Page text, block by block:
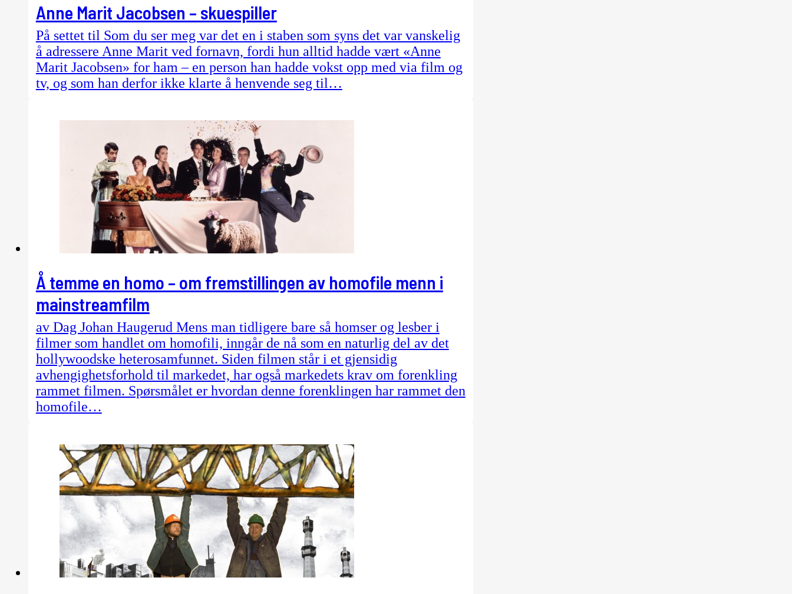
Anne Marit Jacobsen – skuespiller
På settet til Som du ser meg var det en i staben som syns det var vanskelig
å adressere Anne Marit ved fornavn, fordi hun alltid hadde vært «Anne
Marit Jacobsen» for ham – en person han hadde vokst opp med via film og
tv, og som han derfor ikke klarte å henvende seg til…
Å temme en homo – om fremstillingen av homofile menn i
mainstreamfilm
av Dag Johan Haugerud Mens man tidligere bare så homser og lesber i
filmer som handlet om homofili, inngår de nå som en naturlig del av det
hollywoodske heterosamfunnet. Siden filmen står i et gjensidig
avhengighetsforhold til markedet, har også markedets krav om forenkling
rammet filmen. Spørsmålet er hvordan denne forenklingen har rammet den
homofile…